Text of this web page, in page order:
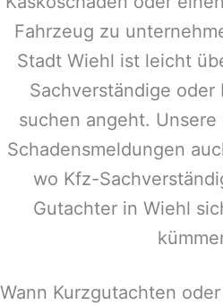
Fahrzeug zu
Stadt Wiehl ist leicht
Sachverständige oder
suchen angeht. Unsere
Schadensmeldungen
wo Kfz-
Gutachter in Wiehl
Wann Kurzgutachten